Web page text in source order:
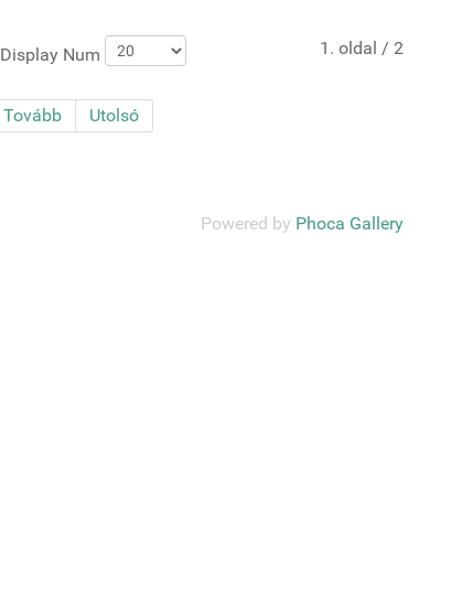
Display Num 1. oldal / 2
Tovább Utolsó
Powered by Phoca Gallery